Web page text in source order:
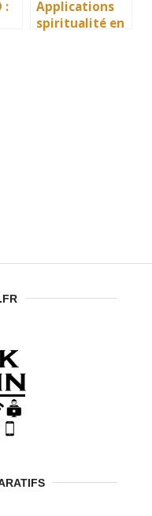
:
Applications
spiritualité en